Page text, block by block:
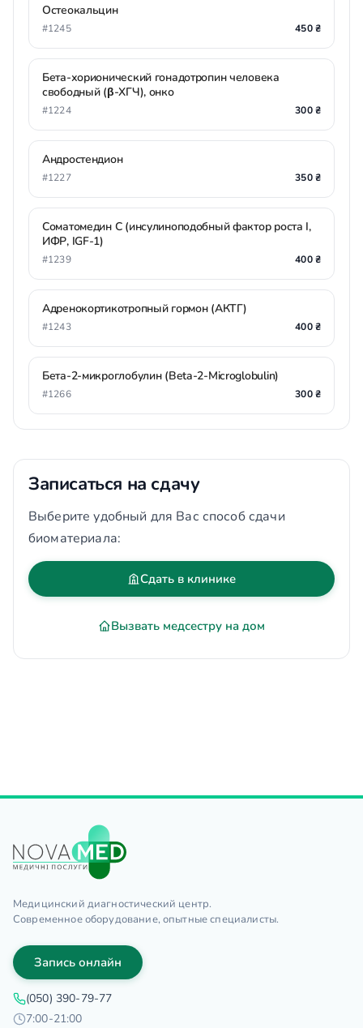
Остеокальцин
#1245 450 ₴
Бета-хорионический гонадотропин человека
свободный (β-ХГЧ), онко
#1224 300 ₴
Андростендион
#1227 350 ₴
Соматомедин С (инсулиноподобный фактор роста I,
ИФР, IGF-1)
#1239 400 ₴
Адренокортикотропный гормон (АКТГ)
#1243 400 ₴
Бета-2-микроглобулин (Beta-2-Microglobulin)
#1266 300 ₴
Записаться на сдачу
Выберите удобный для Вас способ сдачи
биоматериала:
Сдать в клинике
Вызвать медсестру на дом
Медицинский диагностический центр.
Современное оборудование, опытные специалисты.
Запись онлайн
(050) 390-79-77
7:00-21:00